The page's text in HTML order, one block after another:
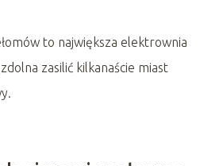
to największa elektrownia
zasilić kilkanaście miast